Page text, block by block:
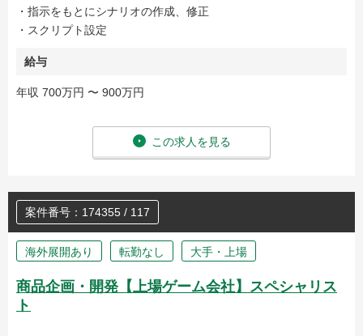
・指示をもとにシナリオの作成、修正
・スクリプト設定
給与
年収 700万円 〜 900万円
この求人を見る
案件番号：174355 / 117
海外展開あり 転勤なし 大手・上場
商品企画・開発【上場ゲーム会社】スペシャリス
ト